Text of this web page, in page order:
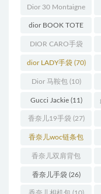
(13)
Dior 30 Montaigne
蒙田(31)
dior BOOK TOTE
(12)
DIOR CARO手袋
(11)
dior LADY手袋(70)
Dior 马鞍包(10)
Gucci Jackie(11)
香奈儿19手袋 (27)
香奈儿woc链条包
(11)
香奈儿双肩背包
(13)
香奈儿手袋(26)